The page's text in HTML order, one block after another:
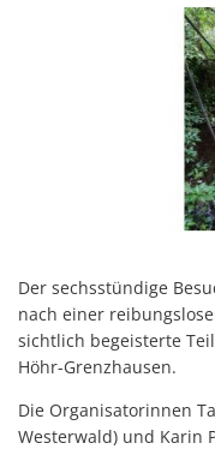
Der sechsstündige
nach einer
sichtlich begeisterte
Höhr-Grenzhausen.
Die Organisatorinnen
Westerwald) und Karin